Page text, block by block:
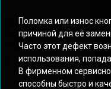
Поломка или износ
причиной для её
Часто этот дефект
использования,
В фирменном
способны быстро и